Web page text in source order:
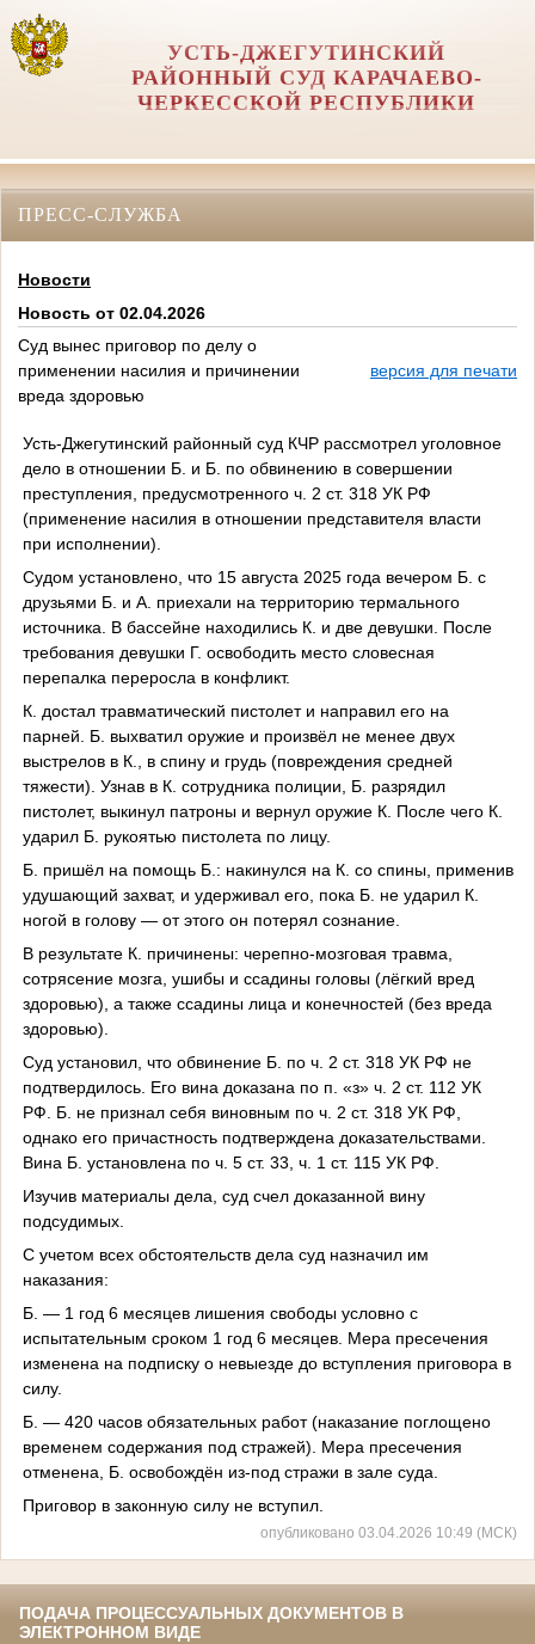
УСТЬ-ДЖЕГУТИНСКИЙ
РАЙОННЫЙ СУД КАРАЧАЕВО-
ЧЕРКЕССКОЙ РЕСПУБЛИКИ
ПРЕСС-СЛУЖБА
Новости
Новость от 02.04.2026
Суд вынес приговор по делу о
применении насилия и причинении
вреда здоровью
версия для печати
Усть‑Джегутинский районный суд КЧР рассмотрел уголовное
дело в отношении Б. и Б. по обвинению в совершении
преступления, предусмотренного ч. 2 ст. 318 УК РФ
(применение насилия в отношении представителя власти
при исполнении).
Судом установлено, что 15 августа 2025 года вечером Б. с
друзьями Б. и А. приехали на территорию термального
источника. В бассейне находились К. и две девушки. После
требования девушки Г. освободить место словесная
перепалка переросла в конфликт.
К. достал травматический пистолет и направил его на
парней. Б. выхватил оружие и произвёл не менее двух
выстрелов в К., в спину и грудь (повреждения средней
тяжести). Узнав в К. сотрудника полиции, Б. разрядил
пистолет, выкинул патроны и вернул оружие К. После чего К.
ударил Б. рукоятью пистолета по лицу.
Б. пришёл на помощь Б.: накинулся на К. со спины, применив
удушающий захват, и удерживал его, пока Б. не ударил К.
ногой в голову — от этого он потерял сознание.
В результате К. причинены: черепно‑мозговая травма,
сотрясение мозга, ушибы и ссадины головы (лёгкий вред
здоровью), а также ссадины лица и конечностей (без вреда
здоровью).
Суд установил, что обвинение Б. по ч. 2 ст. 318 УК РФ не
подтвердилось. Его вина доказана по п. «з» ч. 2 ст. 112 УК
РФ. Б. не признал себя виновным по ч. 2 ст. 318 УК РФ,
однако его причастность подтверждена доказательствами.
Вина Б. установлена по ч. 5 ст. 33, ч. 1 ст. 115 УК РФ.
Изучив материалы дела, суд счел доказанной вину
подсудимых.
С учетом всех обстоятельств дела суд назначил им
наказания:
Б. — 1 год 6 месяцев лишения свободы условно с
испытательным сроком 1 год 6 месяцев. Мера пресечения
изменена на подписку о невыезде до вступления приговора в
силу.
Б. — 420 часов обязательных работ (наказание поглощено
временем содержания под стражей). Мера пресечения
отменена, Б. освобождён из‑под стражи в зале суда.
Приговор в законную силу не вступил.
опубликовано 03.04.2026 10:49 (МСК)
ПОДАЧА ПРОЦЕССУАЛЬНЫХ ДОКУМЕНТОВ В
ЭЛЕКТРОННОМ ВИДЕ